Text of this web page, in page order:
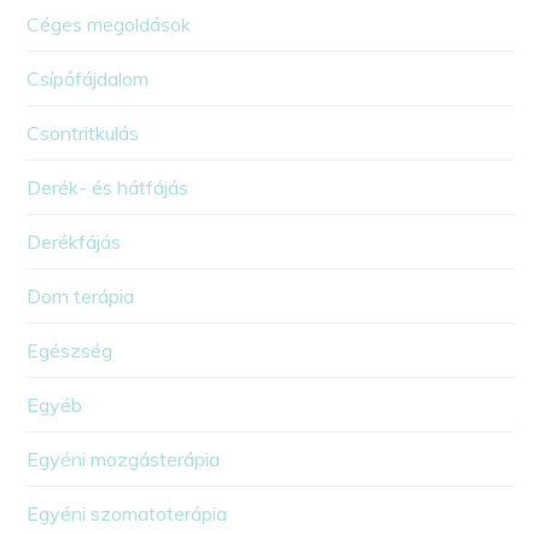
Céges megoldások
Csípőfájdalom
Csontritkulás
Derék- és hátfájás
Derékfájás
Dorn terápia
Egészség
Egyéb
Egyéni mozgásterápia
Egyéni szomatoterápia